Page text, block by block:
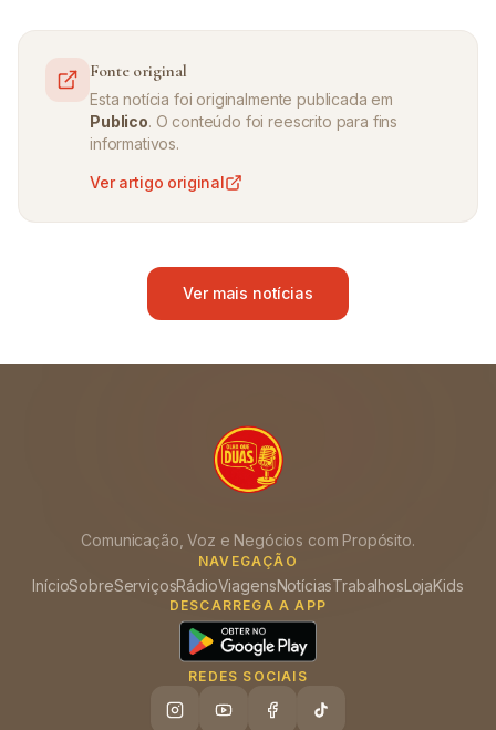
Fonte original
Esta notícia foi originalmente publicada em
Publico. O conteúdo foi reescrito para fins
informativos.
Ver artigo original
Ver mais notícias
Comunicação, Voz e Negócios com Propósito.
NAVEGAÇÃO
InícioSobreServiçosRádioViagensNotíciasTrabalhosLojaKids
DESCARREGA A APP
REDES SOCIAIS